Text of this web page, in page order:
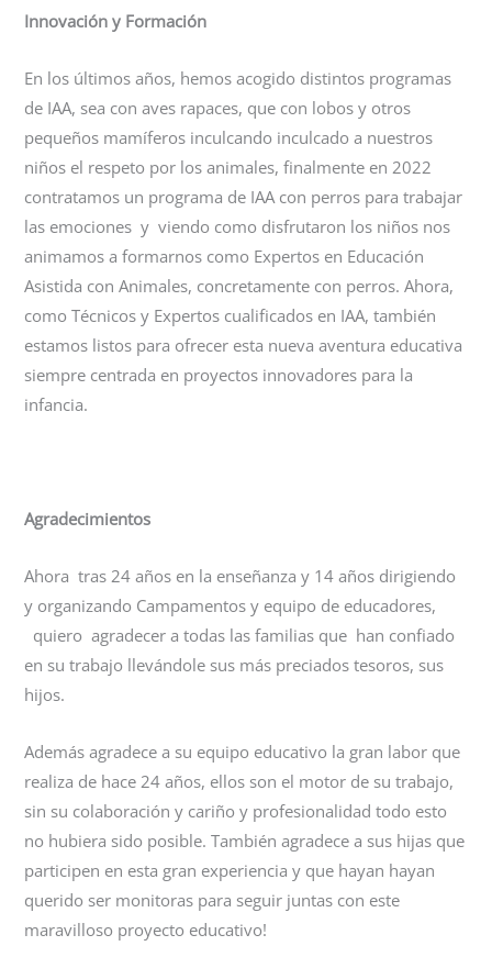
Innovación y Formación
En los últimos años, hemos acogido distintos programas
de IAA, sea con aves rapaces, que con lobos y otros
pequeños mamíferos inculcando inculcado a nuestros
niños el respeto por los animales, finalmente en 2022
contratamos un programa de IAA con perros para trabajar
las emociones y viendo como disfrutaron los niños nos
animamos a formarnos como Expertos en Educación
Asistida con Animales, concretamente con perros. Ahora,
como Técnicos y Expertos cualificados en IAA, también
estamos listos para ofrecer esta nueva aventura educativa
siempre centrada en proyectos innovadores para la
infancia.
Agradecimientos
Ahora tras 24 años en la enseñanza y 14 años dirigiendo
y organizando Campamentos y equipo de educadores,
quiero agradecer a todas las familias que han confiado
en su trabajo llevándole sus más preciados tesoros, sus
hijos.
Además agradece a su equipo educativo la gran labor que
realiza de hace 24 años, ellos son el motor de su trabajo,
sin su colaboración y cariño y profesionalidad todo esto
no hubiera sido posible. También agradece a sus hijas que
participen en esta gran experiencia y que hayan hayan
querido ser monitoras para seguir juntas con este
maravilloso proyecto educativo!